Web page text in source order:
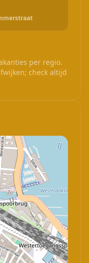
per regio.
check altijd